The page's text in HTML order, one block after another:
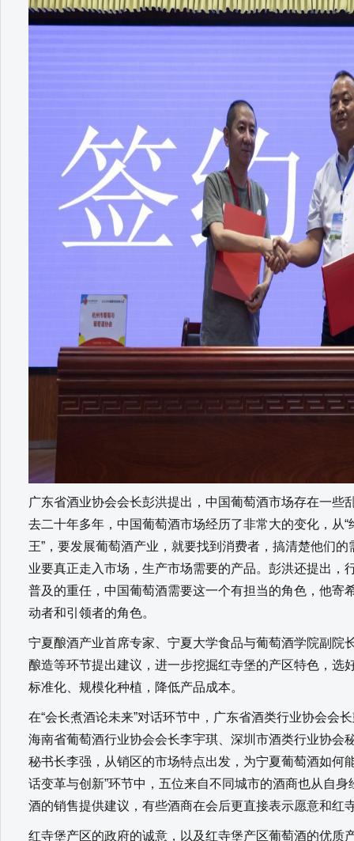
广东省酒业协会会长彭洪提出，中国葡萄酒市场存在一些
去二十年多年，中国葡萄酒市场经历了非常大的变化，从“
王”，要发展葡萄酒产业，就要找到消费者，搞清楚他们
业要真正走入市场，生产市场需要的产品。彭洪还提出，
普及的重任，中国葡萄酒需要这一个有担当的角色，他寄
动者和引领者的角色。
宁夏酿酒产业首席专家、宁夏大学食品与葡萄酒学院副院
酿造等环节提出建议，进一步挖掘红寺堡的产区特色，选
标准化、规模化种植，降低产品成本。
在“会长煮酒论未来”对话环节中，广东省酒类行业协会会
海南省葡萄酒行业协会会长李宇琪、深圳市酒类行业协会
秘书长李强，从销区的市场特点出发，为宁夏葡萄酒如何
话变革与创新”环节中，五位来自不同城市的酒商也从自
酒的销售提供建议，有些酒商在会后更直接表示愿意和红
红寺堡产区的政府的诚意，以及红寺堡产区葡萄酒的优质